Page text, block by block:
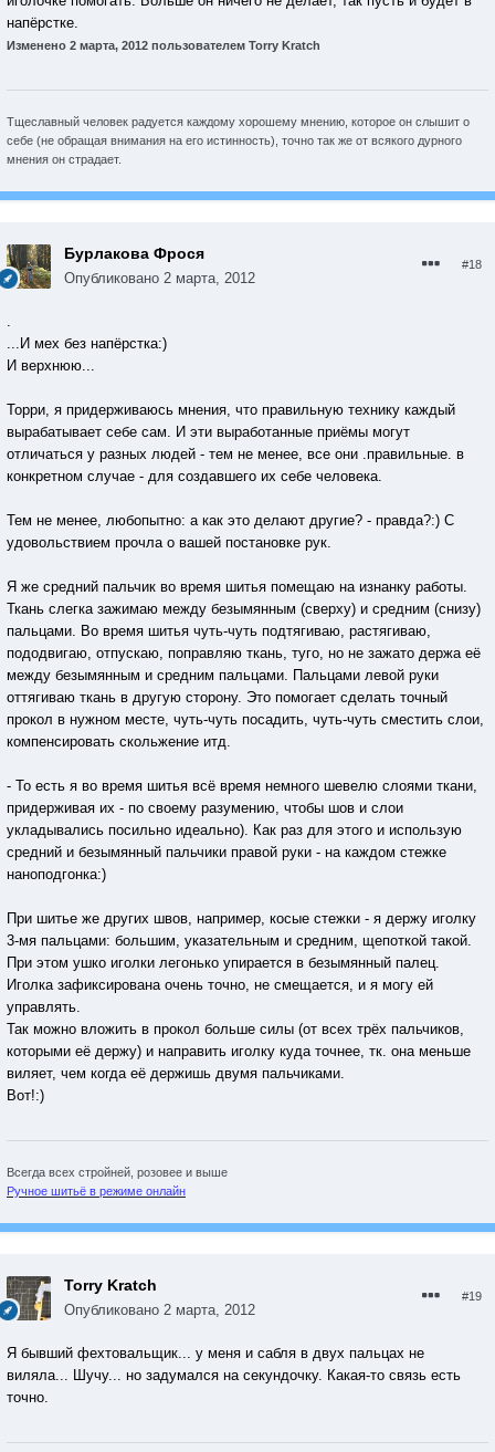
напёрстке.
Изменено 2 марта, 2012 пользователем Torry Kratch
Тщеславный человек радуется каждому хорошему мнению, которое он слышит о
себе (не обращая внимания на его истинность), точно так же от всякого дурного
мнения он страдает.
Бурлакова Фрося
Опубликовано 2 марта, 2012
#18
.
...И мех без напёрстка:)
И верхнюю...
Торри, я придерживаюсь мнения, что правильную технику каждый
вырабатывает себе сам. И эти выработанные приёмы могут
отличаться у разных людей - тем не менее, все они .правильные. в
конкретном случае - для создавшего их себе человека.
Тем не менее, любопытно: а как это делают другие? - правда?:) С
удовольствием прочла о вашей постановке рук.
Я же средний пальчик во время шитья помещаю на изнанку работы.
Ткань слегка зажимаю между безымянным (сверху) и средним (снизу)
пальцами. Во время шитья чуть-чуть подтягиваю, растягиваю,
пододвигаю, отпускаю, поправляю ткань, туго, но не зажато держа её
между безымянным и средним пальцами. Пальцами левой руки
оттягиваю ткань в другую сторону. Это помогает сделать точный
прокол в нужном месте, чуть-чуть посадить, чуть-чуть сместить слои,
компенсировать скольжение итд.
- То есть я во время шитья всё время немного шевелю слоями ткани,
придерживая их - по своему разумению, чтобы шов и слои
укладывались посильно идеально). Как раз для этого и использую
средний и безымянный пальчики правой руки - на каждом стежке
наноподгонка:)
При шитье же других швов, например, косые стежки - я держу иголку
3-мя пальцами: большим, указательным и средним, щепоткой такой.
При этом ушко иголки легонько упирается в безымянный палец.
Иголка зафиксирована очень точно, не смещается, и я могу ей
управлять.
Так можно вложить в прокол больше силы (от всех трёх пальчиков,
которыми её держу) и направить иголку куда точнее, тк. она меньше
виляет, чем когда её держишь двумя пальчиками.
Вот!:)
Всегда всех стройней, розовее и выше
Ручное шитьё в режиме онлайн
Torry Kratch
Опубликовано 2 марта, 2012
#19
Я бывший фехтовальщик... у меня и сабля в двух пальцах не
виляла... Шучу... но задумался на секундочку. Какая-то связь есть
точно.